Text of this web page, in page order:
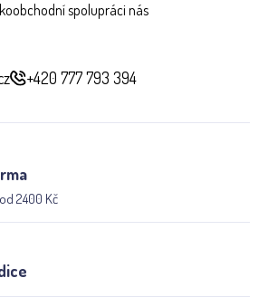
spolupráci nás
+420 777 793 394
2400 Kč